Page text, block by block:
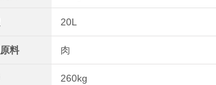
20L
料 肉
260kg